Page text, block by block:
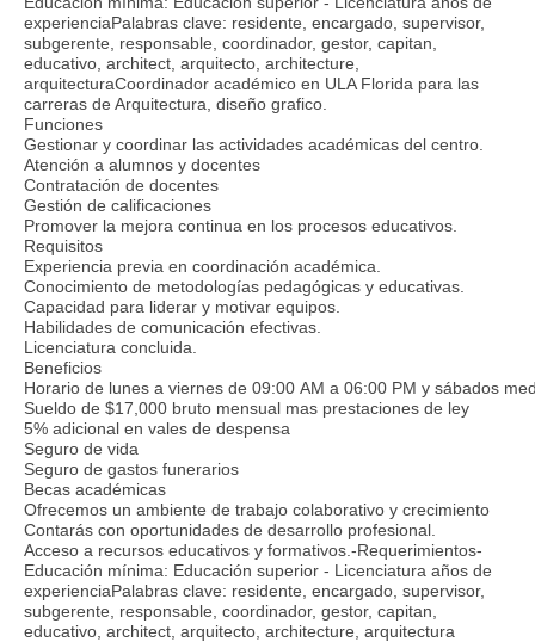
experienciaPalabras clave: residente, encargado, supervisor,
subgerente, responsable, coordinador, gestor, capitan,
educativo, architect, arquitecto, architecture,
arquitecturaCoordinador académico en ULA Florida para las
carreras de Arquitectura, diseño grafico.
Funciones
Gestionar y coordinar las actividades académicas del centro.
Atención a alumnos y docentes
Contratación de docentes
Gestión de calificaciones
Promover la mejora continua en los procesos educativos.
Requisitos
Experiencia previa en coordinación académica.
Conocimiento de metodologías pedagógicas y educativas.
Capacidad para liderar y motivar equipos.
Habilidades de comunicación efectivas.
Licenciatura concluida.
Beneficios
Horario de lunes a viernes de 09:00 AM a 06:00 PM y sábados
Sueldo de $17,000 bruto mensual mas prestaciones de ley
5% adicional en vales de despensa
Seguro de vida
Seguro de gastos funerarios
Becas académicas
Ofrecemos un ambiente de trabajo colaborativo y crecimiento
Contarás con oportunidades de desarrollo profesional.
Acceso a recursos educativos y formativos.-Requerimientos-
Educación mínima: Educación superior - Licenciatura años de
experienciaPalabras clave: residente, encargado, supervisor,
subgerente, responsable, coordinador, gestor, capitan,
educativo, architect, arquitecto, architecture, arquitectura